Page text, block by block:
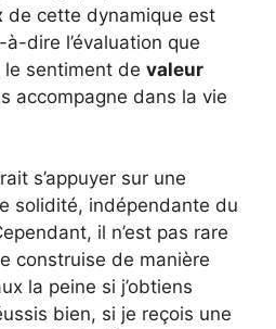
de cette dynamique est
à-dire l’évaluation que
le sentiment de valeur
accompagne dans la vie
s’appuyer sur une
solidité, indépendante du
il n’est pas rare
construise de manière
la peine si j’obtiens
bien, si je reçois une